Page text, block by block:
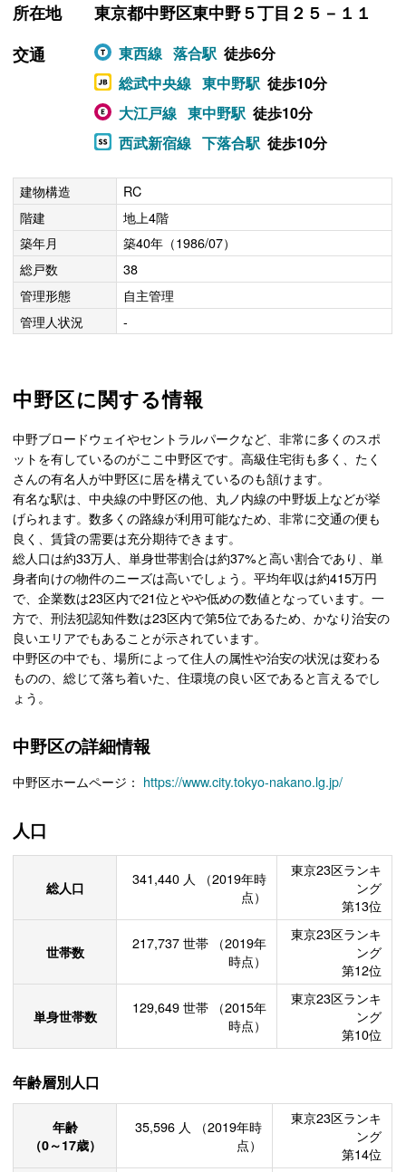
所在地
東京都中野区東中野５丁目２５－１１
交通
東西線 落合駅 徒歩6分
総武中央線 東中野駅 徒歩10分
大江戸線 東中野駅 徒歩10分
西武新宿線 下落合駅 徒歩10分
建物構造
RC
階建
地上4階
築年月
築40年（1986/07）
総戸数
38
管理形態
自主管理
管理人状況
-
中野区に関する情報
中野ブロードウェイやセントラルパークなど、非常に多くのスポ
ットを有しているのがここ中野区です。高級住宅街も多く、たく
さんの有名人が中野区に居を構えているのも頷けます。
有名な駅は、中央線の中野区の他、丸ノ内線の中野坂上などが挙
げられます。数多くの路線が利用可能なため、非常に交通の便も
良く、賃貸の需要は充分期待できます。
総人口は約33万人、単身世帯割合は約37%と高い割合であり、単
身者向けの物件のニーズは高いでしょう。平均年収は約415万円
で、企業数は23区内で21位とやや低めの数値となっています。一
方で、刑法犯認知件数は23区内で第5位であるため、かなり治安の
良いエリアでもあることが示されています。
中野区の中でも、場所によって住人の属性や治安の状況は変わる
ものの、総じて落ち着いた、住環境の良い区であると言えるでし
ょう。
中野区の詳細情報
中野区ホームページ： https://www.city.tokyo-nakano.lg.jp/
人口
総人口 341,440 人
（2019年時
点）
東京23区ランキ
ング
第13位
世帯数 217,737 世帯
（2019年
時点）
東京23区ランキ
ング
第12位
単身世帯数 129,649 世帯
（2015年
時点）
東京23区ランキ
ング
第10位
年齢層別人口
年齢
（0～17歳）
35,596 人
（2019年時
点）
東京23区ランキ
ング
第14位